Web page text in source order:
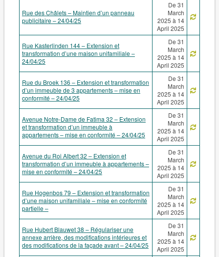
Rue des Châlets – Maintien d’un panneau
publicitaire – 24/04/25
De 31
March
2025 à 14
April 2025
Rue Kasterlinden 144 – Extension et
transformation d’une maison unifamiliale –
24/04/25
De 31
March
2025 à 14
April 2025
Rue du Broek 136 – Extension et transformation
d’un immeuble de 3 appartements – mise en
conformité – 24/04/25
De 31
March
2025 à 14
April 2025
Avenue Notre-Dame de Fatima 32 – Extension
et transformation d’un immeuble à
appartements – mise en conformité – 24/04/25
De 31
March
2025 à 14
April 2025
Avenue du Roi Albert 32 – Extension et
transformation d’un immeuble à appartements –
mise en conformité – 24/04/25
De 31
March
2025 à 14
April 2025
Rue Hogenbos 79 – Extension et transformation
d’une maison unifamiliale – mise en conformité
partielle –
De 31
March
2025 à 14
April 2025
Rue Hubert Blauwet 38 – Régulariser une
annexe arrière, des modifications intérieures et
des modifications de la façade avant – 24/04/25
De 31
March
2025 à 14
April 2025